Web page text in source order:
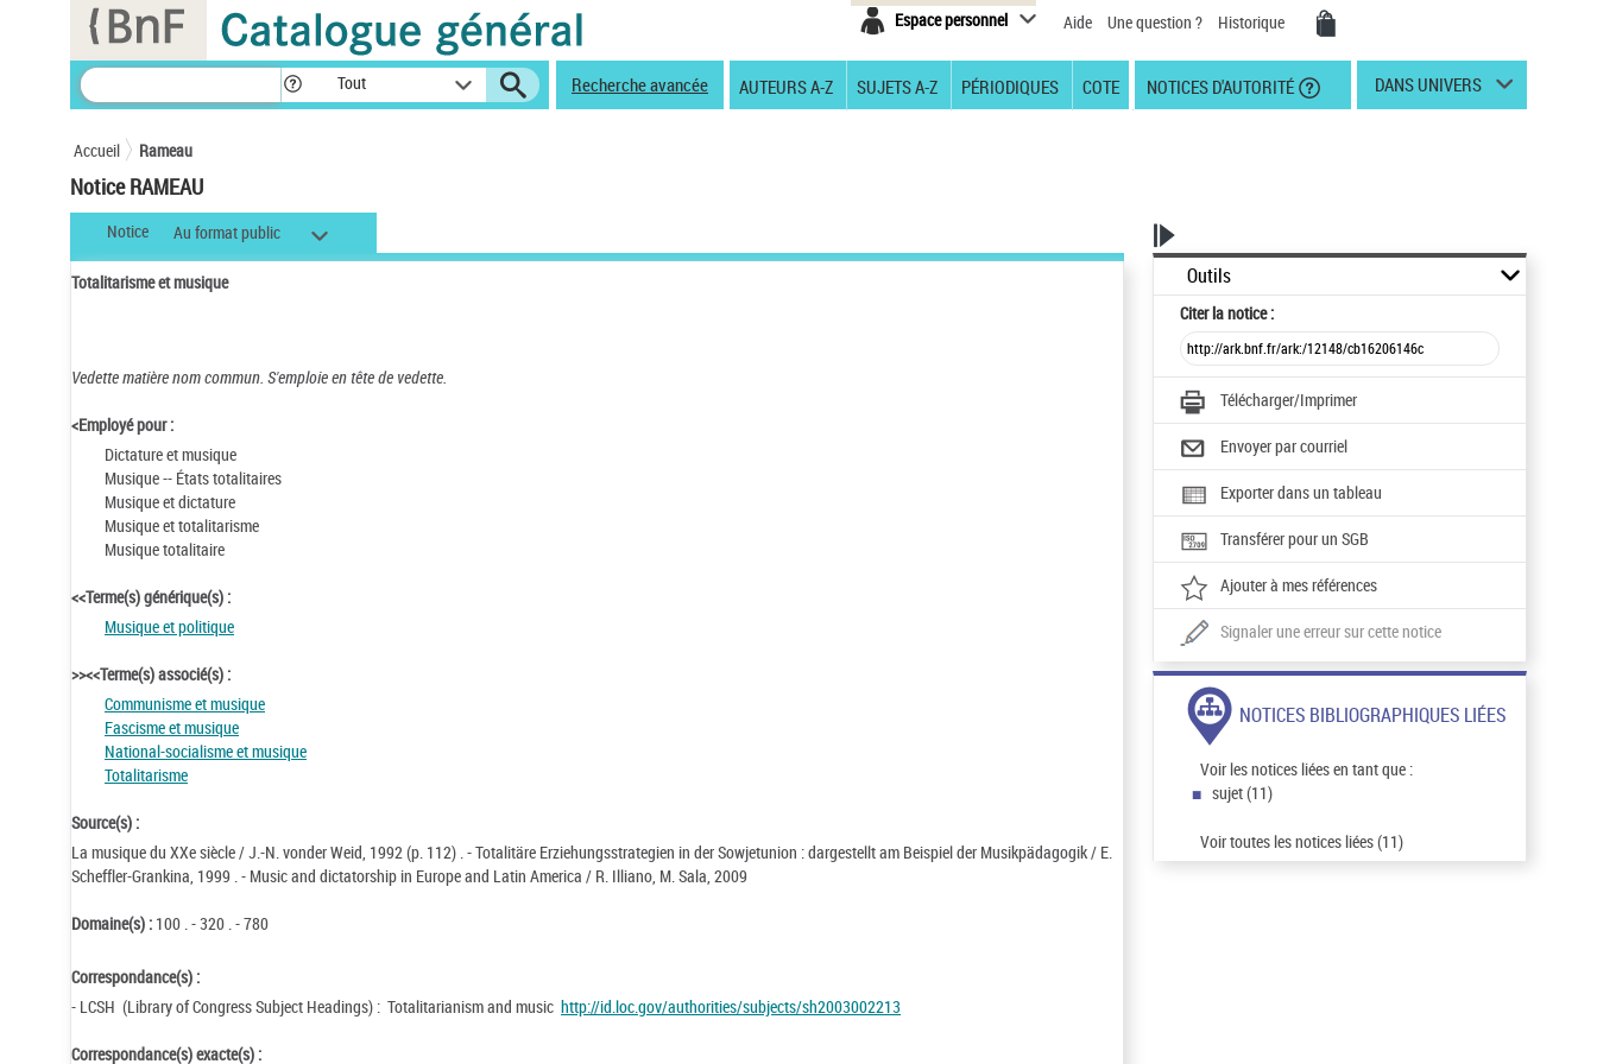
Espace personnel Aide Une question ? Historique
Tout Recherche avancée AUTEURS A-Z SUJETS A-Z PÉRIODIQUES COTE NOTICES D'AUTORITÉ DANS UNIVERS
Accueil Rameau
Notice RAMEAU
Notice Au format public
Totalitarisme et musique
Vedette matière nom commun. S'emploie en tête de vedette.
<Employé pour :
Dictature et musique
Musique -- États totalitaires
Musique et dictature
Musique et totalitarisme
Musique totalitaire
<<Terme(s) générique(s) :
Musique et politique
>><<Terme(s) associé(s) :
Communisme et musique
Fascisme et musique
National-socialisme et musique
Totalitarisme
Source(s) :
La musique du XXe siècle / J.-N. vonder Weid, 1992 (p. 112) . - Totalitäre Erziehungsstrategien in der Sowjetunion : dargestellt am Beispiel der Musikpädagogik / E.
Scheffler-Grankina, 1999 . - Music and dictatorship in Europe and Latin America / R. Illiano, M. Sala, 2009
Domaine(s) : 100 . - 320 . - 780
Correspondance(s) :
- LCSH (Library of Congress Subject Headings) : Totalitarianism and music http://id.loc.gov/authorities/subjects/sh2003002213
Correspondance(s) exacte(s) :
Outils
Citerla notice :
Télécharger/Imprimer
Envoyer par courriel
Exporter dans un tableau
Transférer pour un SGB
Ajouter à mes références
Signaler une erreur sur cette notice
NOTICES BIBLIOGRAPHIQUES LIÉES
Voir les notices liées en tant que :
sujet (11)
Voir toutes les notices liées (11)
Panneau de gestion des cookies